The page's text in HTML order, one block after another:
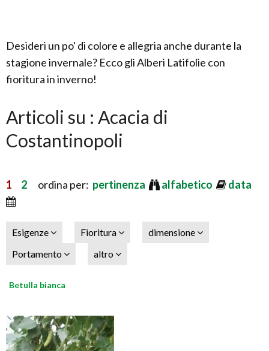
Desideri un po' di colore e allegria anche durante la
stagione invernale? Ecco gli Alberi Latifolie con
fioritura in inverno!
Articoli su : Acacia di
Costantinopoli
1 2 ordina per: pertinenza alfabetico data
Esigenze Fioritura
dimensione
Portamento
altro
Betulla bianca